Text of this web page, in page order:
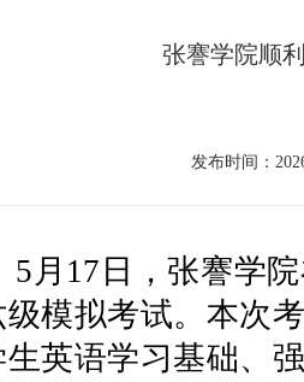
张謇学院顺
发布时间：
17日，张謇学院
级模拟考试。本次
生英语学习基础、